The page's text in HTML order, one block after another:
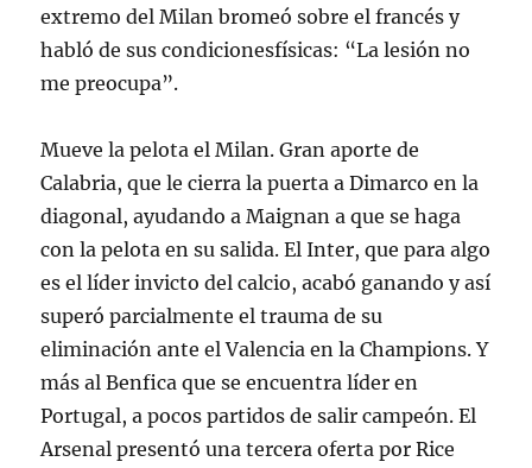
extremo del Milan bromeó sobre el francés y
habló de sus condicionesfísicas: “La lesión no
me preocupa”.
Mueve la pelota el Milan. Gran aporte de
Calabria, que le cierra la puerta a Dimarco en la
diagonal, ayudando a Maignan a que se haga
con la pelota en su salida. El Inter, que para algo
es el líder invicto del calcio, acabó ganando y así
superó parcialmente el trauma de su
eliminación ante el Valencia en la Champions. Y
más al Benfica que se encuentra líder en
Portugal, a pocos partidos de salir campeón. El
Arsenal presentó una tercera oferta por Rice